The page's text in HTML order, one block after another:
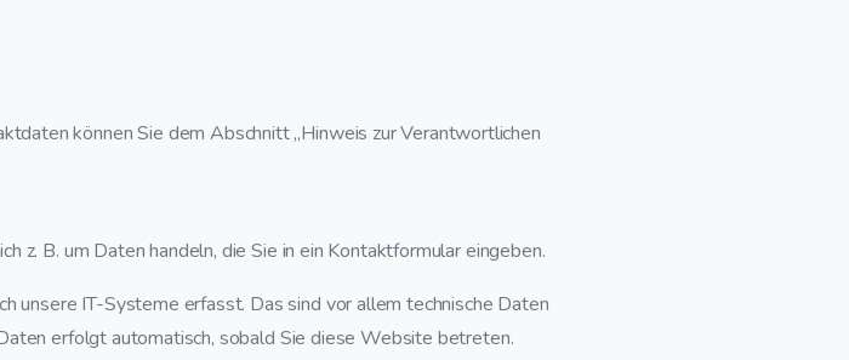
können Sie dem Abschnitt „Hinweis zur Verantwortlichen
z. B. um Daten handeln, die Sie in ein Kontaktformular eingeben.
unsere IT-Systeme erfasst. Das sind vor allem technische Daten
erfolgt automatisch, sobald Sie diese Website betreten.